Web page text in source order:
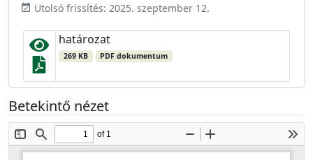
event_available Utolsó frissítés: 2025. szeptember 12.
határozat
269 KB PDF dokumentum
Betekintő nézet